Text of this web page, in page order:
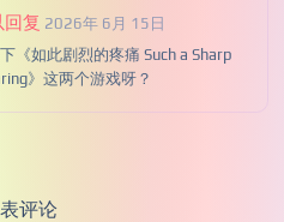
复 2026年 6月 15日
《如此剧烈的疼痛 Such a Sharp
》这两个游戏呀？
评论